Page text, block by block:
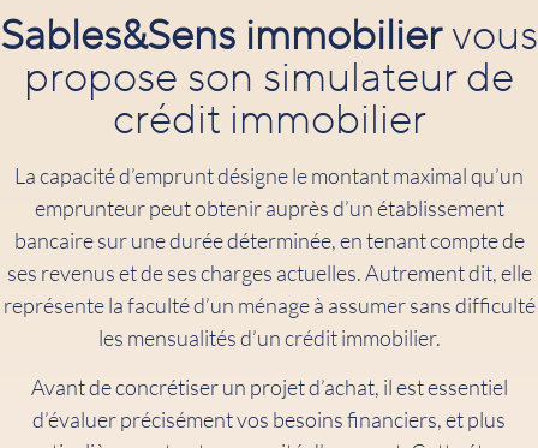
Sables&Sens immobiliervous
propose son simulateur de
crédit immobilier
La capacité d’emprunt désigne le montant maximal qu’un
emprunteur peut obtenir auprès d’un établissement
bancaire sur une durée déterminée, en tenant compte de
ses revenus et de ses charges actuelles. Autrement dit, elle
représente la faculté d’un ménage à assumer sans difficulté
les mensualités d’un crédit immobilier.
Avant de concrétiser un projet d’achat, il est essentiel
d’évaluer précisément vos besoins financiers, et plus